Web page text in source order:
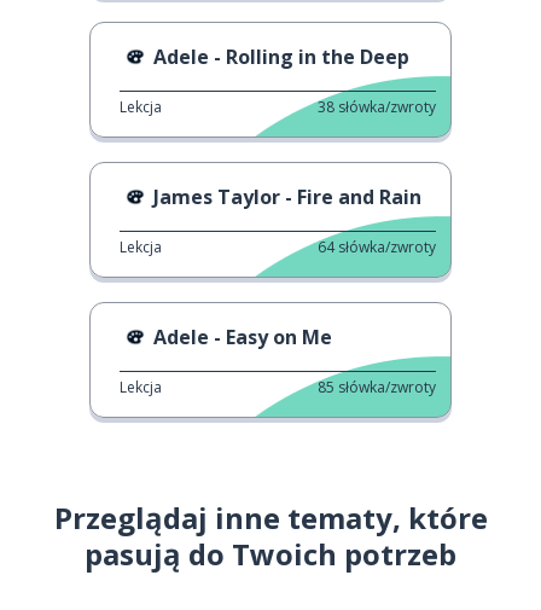
Adele - Rolling in the Deep
Lekcja 38 słówka/zwroty
James Taylor - Fire and Rain
Lekcja 64 słówka/zwroty
Adele - Easy on Me
Lekcja 85 słówka/zwroty
Przeglądaj inne tematy, które
pasują do Twoich potrzeb